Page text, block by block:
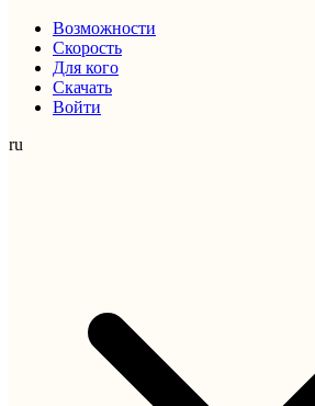
Возможности
Скорость
Для кого
Скачать
Войти
ru